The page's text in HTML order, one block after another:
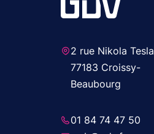
2 rue Nikola Tesla
77183 Croissy-
Beaubourg
01 84 74 47 50